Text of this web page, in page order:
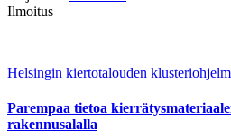
Ilmoitus
Helsingin kiertotalouden
Parempaa tietoa
rakennusalalla